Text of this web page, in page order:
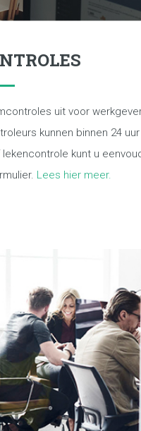
uit voor
kunnen binnen 24
kunt u
Lees hier meer.